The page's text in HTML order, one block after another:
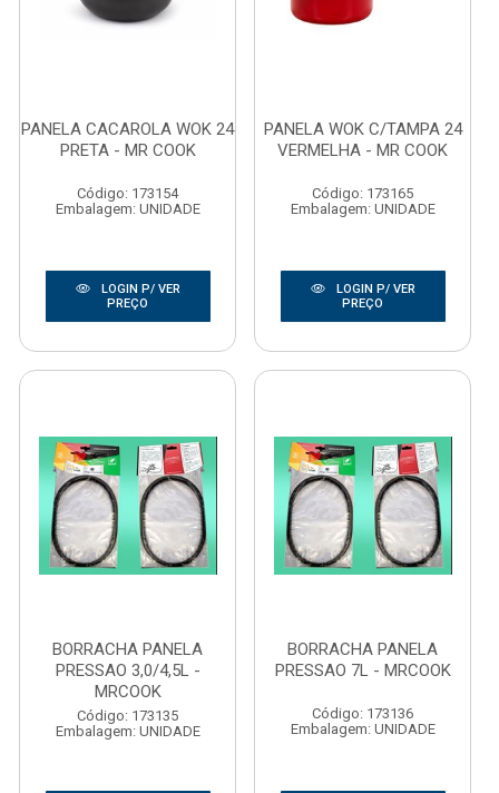
PANELA CACAROLA WOK 24
PRETA - MR COOK
Código: 173154
Embalagem: UNIDADE
LOGIN P/ VER
PREÇO
PANELA WOK C/TAMPA 24
VERMELHA - MR COOK
Código: 173165
Embalagem: UNIDADE
LOGIN P/ VER
PREÇO
BORRACHA PANELA
PRESSAO 3,0/4,5L -
MRCOOK
Código: 173135
Embalagem: UNIDADE
BORRACHA PANELA
PRESSAO 7L - MRCOOK
Código: 173136
Embalagem: UNIDADE